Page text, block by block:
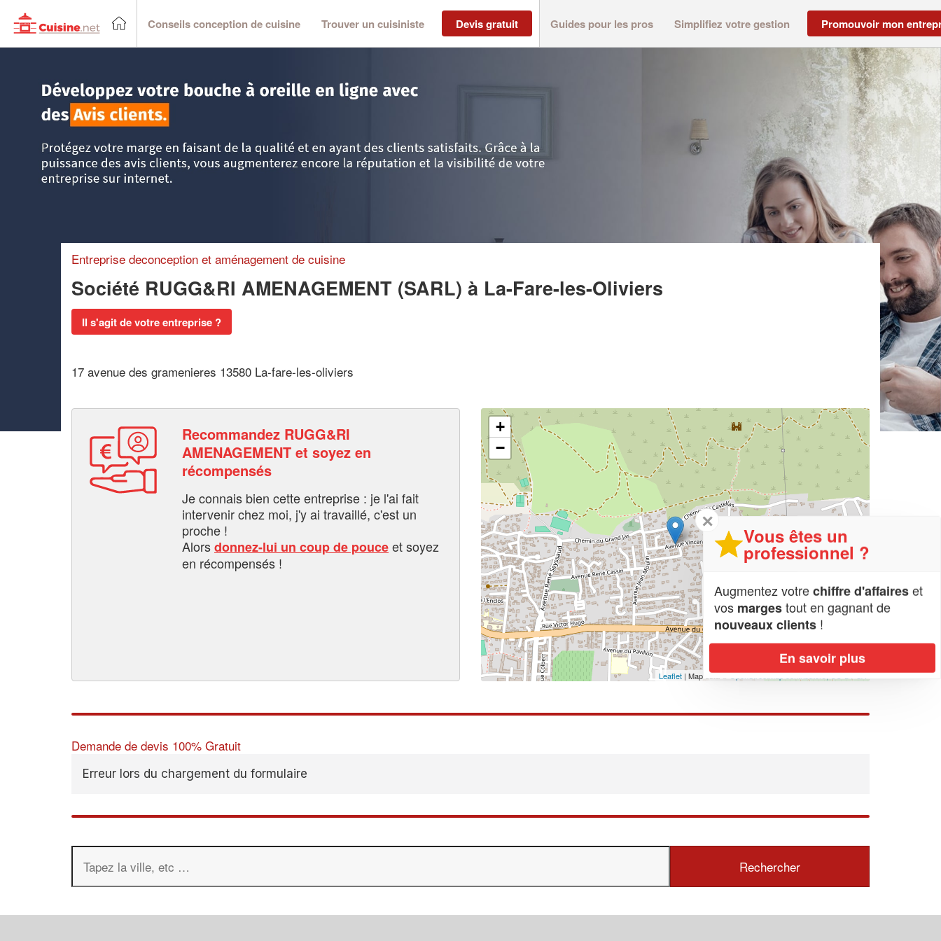
Conseils conception de cuisine Trouver un cuisiniste Devis gratuit Guides pour les pros Simplifiez votre gestion Promouvoir mon
Entreprise deconception et aménagement de cuisine
Société RUGG&RI AMENAGEMENT (SARL) à La-Fare-les-Oliviers
Il s'agit de votre entreprise ?
17 avenue des gramenieres 13580 La-fare-les-oliviers
Recommandez RUGG&RI
AMENAGEMENT et soyez en
récompensés
Je connais bien cette entreprise : je l'ai fait
intervenir chez moi, j'y ai travaillé, c'est un
proche !
Alorsdonnez-lui un coup de pouceet soyez
en récompensés !
+
−
Leaflet | Map data ©OpenStreetMap contributors,CC-BY-SA
Demande de devis 100% Gratuit
Erreur lors du chargement du formulaire
✕
Vous êtes un
professionnel ?
Augmentez votrechiffre d'affaireset
vos margestout en gagnant de
nouveaux clients !
En savoir plus